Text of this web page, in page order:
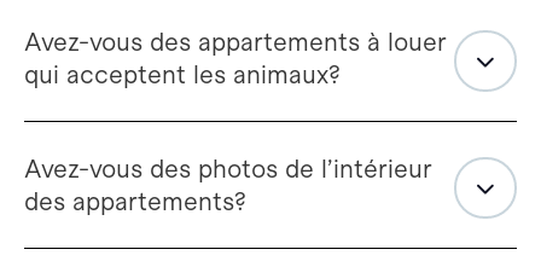
Avez-vous des appartements à louer
qui acceptent les animaux?
Avez-vous des photos de l’intérieur
des appartements?